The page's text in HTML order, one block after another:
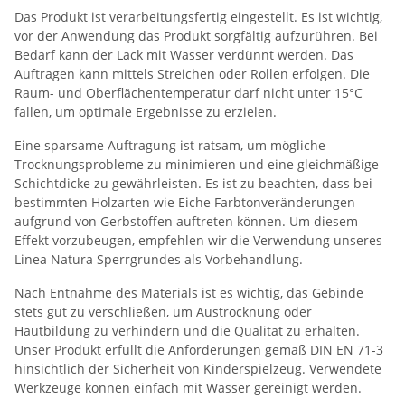
Das Produkt ist verarbeitungsfertig eingestellt. Es ist wichtig,
vor der Anwendung das Produkt sorgfältig aufzurühren. Bei
Bedarf kann der Lack mit Wasser verdünnt werden. Das
Auftragen kann mittels Streichen oder Rollen erfolgen. Die
Raum- und Oberflächentemperatur darf nicht unter 15°C
fallen, um optimale Ergebnisse zu erzielen.
Eine sparsame Auftragung ist ratsam, um mögliche
Trocknungsprobleme zu minimieren und eine gleichmäßige
Schichtdicke zu gewährleisten. Es ist zu beachten, dass bei
bestimmten Holzarten wie Eiche Farbtonveränderungen
aufgrund von Gerbstoffen auftreten können. Um diesem
Effekt vorzubeugen, empfehlen wir die Verwendung unseres
Linea Natura Sperrgrundes als Vorbehandlung.
Nach Entnahme des Materials ist es wichtig, das Gebinde
stets gut zu verschließen, um Austrocknung oder
Hautbildung zu verhindern und die Qualität zu erhalten.
Unser Produkt erfüllt die Anforderungen gemäß DIN EN 71-3
hinsichtlich der Sicherheit von Kinderspielzeug. Verwendete
Werkzeuge können einfach mit Wasser gereinigt werden.